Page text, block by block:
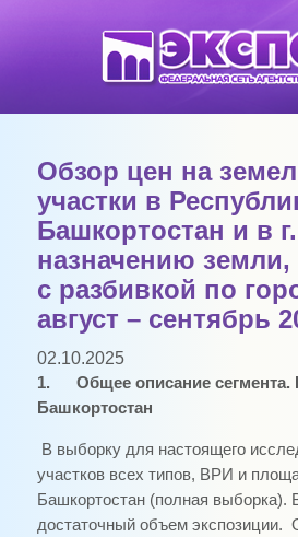
Обзор цен на
участки в
Башкортостан и в
назначению
с разбивкой по
август – сентябрь
02.10.2025
1.
Общее описание сегмента.
Башкортостан
В выборку для настоящего
участков всех типов, ВРИ и
Башкортостан (полная выборка).
достаточный объем экспозиции.